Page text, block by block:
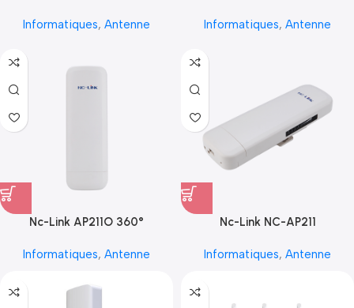
Informatiques, Antenne Informatiques, Antenne
Nc-Link AP211O 360°
Informatiques, Antenne
Nc-Link NC-AP211
Informatiques, Antenne